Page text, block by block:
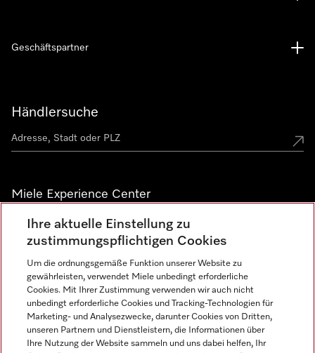
Händlersuche
Miele Experience Center
Alle Miele Experience Center anzeigen
Newsletter
Geschäftspartner
Ihre aktuelle Einstellung zu
zustimmungspflichtigen Cookies
Um die ordnungsgemäße Funktion unserer Website zu
gewährleisten, verwendet Miele unbedingt erforderliche
Cookies. Mit Ihrer Zustimmung verwenden wir auch nicht
unbedingt erforderliche Cookies und Tracking-Technologien für
Marketing- und Analysezwecke, darunter Cookies von Dritten,
unseren Partnern und Dienstleistern, die Informationen über
Ihre Nutzung der Website sammeln und uns dabei helfen, Ihr